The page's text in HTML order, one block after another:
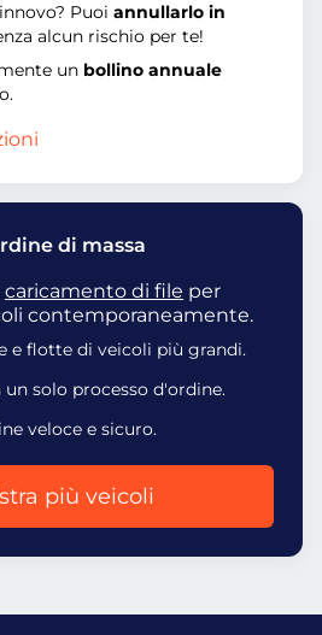
di massa
caricamento di file per
contemporaneamente.
e flotte di veicoli più grandi.
un solo processo d'ordine.
veloce e sicuro.
più veicoli
Puoiannullarlo in
alcun rischio per te!
un bollino annuale